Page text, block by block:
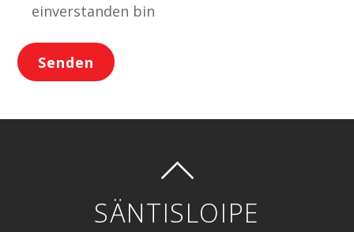
einverstanden bin
SÄNTISLOIPE